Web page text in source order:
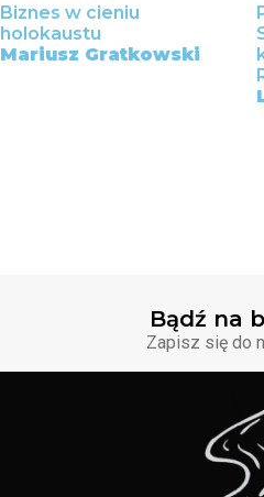
Biznes w cieniu
holokaustu
Mariusz Gratkowski
Bądź na
Zapisz się do